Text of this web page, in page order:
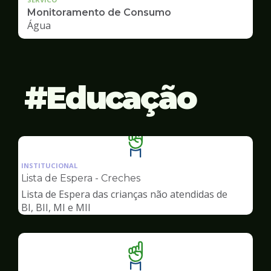
Monitoramento de Consumo
Água
Educação
Ilustração
da
pagina
Educação
INSTITUCIONAL
Lista de Espera - Creches
Lista de Espera das crianças não atendidas de
BI, BII, MI e MII
Ilustração